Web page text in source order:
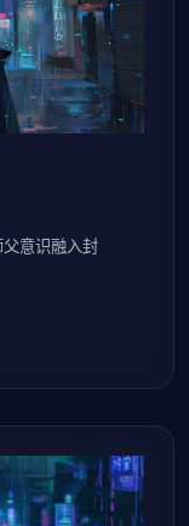
意识融入封